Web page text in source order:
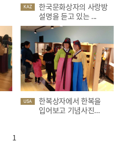
KAZ
한국문화상자의 사랑방
설명을 듣고 있는 ...
USA
한복상자에서 한복을
입어보고 기념사진...
1